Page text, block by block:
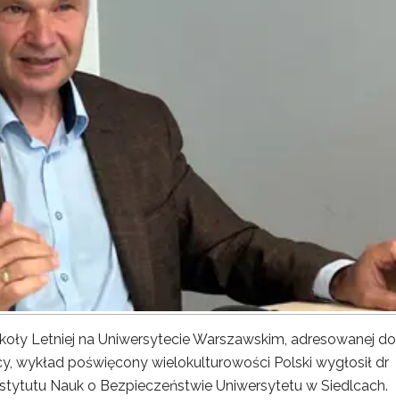
Letniej na Uniwersytecie Warszawskim, adresowanej do
wykład poświęcony wielokulturowości Polski wygłosił dr
Nauk o Bezpieczeństwie Uniwersytetu w Siedlcach.